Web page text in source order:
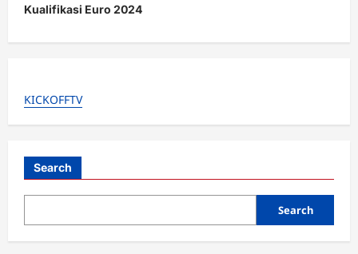
n
a
g
t
i
n
Kualifikasi Euro 2024
KICKOFFTV
Search
Search